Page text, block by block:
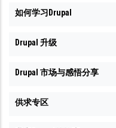
如何学习Drupal
Drupal 升级
Drupal 市场与感悟分享
供求专区